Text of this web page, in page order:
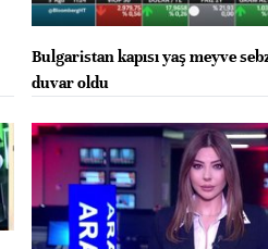
Bulgaristan kapısı yaş meyve
duvar oldu